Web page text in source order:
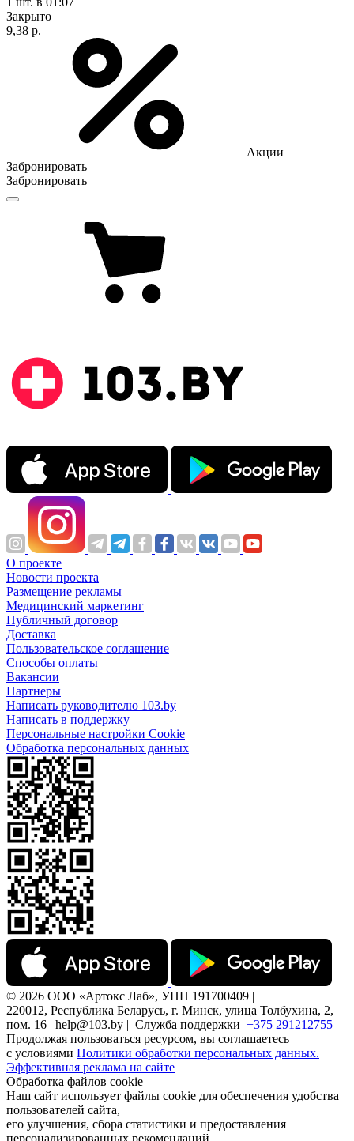
Закрыто
9,38 р.
Акции
Забронировать
Забронировать
О проекте
Новости проекта
Размещение рекламы
Медицинский маркетинг
Публичный договор
Доставка
Пользовательское соглашение
Способы оплаты
Вакансии
Партнеры
Написать руководителю 103.by
Написать в поддержку
Персональные настройки Cookie
Обработка персональных данных
© 2026 ООО «Артокс Лаб», УНП 191700409 |
220012, Республика Беларусь, г. Минск, улица Толбухина, 2,
пом. 16 | help@103.by | Служба поддержки +375 291212755
Продолжая пользоваться ресурсом, вы соглашаетесь
с условиями Политики обработки персональных данных.
Эффективная реклама на сайте
Обработка файлов cookie
Наш сайт использует файлы cookie для обеспечения удобства
пользователей сайта,
его улучшения, сбора статистики и предоставления
персонализированных рекомендаций.